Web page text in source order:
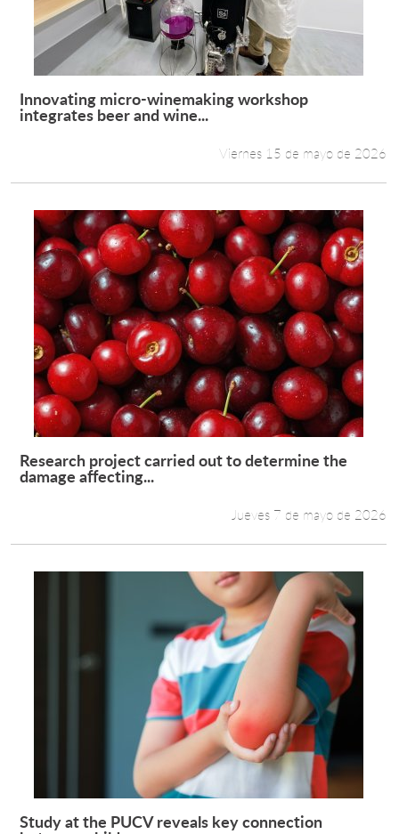
Leer más +
Innovating micro-winemaking workshop
integrates beer and wine...
Viernes 15 de mayo de 2026
Leer más +
Research project carried out to determine the
damage affecting...
Jueves 7 de mayo de 2026
Study at the PUCV reveals key connection